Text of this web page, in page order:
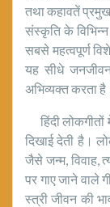
तथा कहावतें
संस्कृति के
सबसे महत्वपूर्ण
यह सीधे
अभिव्यक्त करता
हिंदी
दिखाई देती है।
जैसे जन्म, विवाह,
पर गाए जाने वाले
स्त्री जीवन की